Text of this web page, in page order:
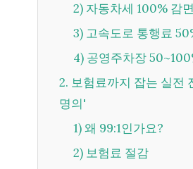
2) 자동차세 100% 감면
3) 고속도로 통행료
4) 공영주차장
2. 보험료까지 잡는 실전 전략. '99:1 공동
명의'
1) 왜 99:1인가요?
2) 보험료 절감